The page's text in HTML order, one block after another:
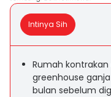
Intinya Sih
Rumah
greenhouse
bulan sebelum